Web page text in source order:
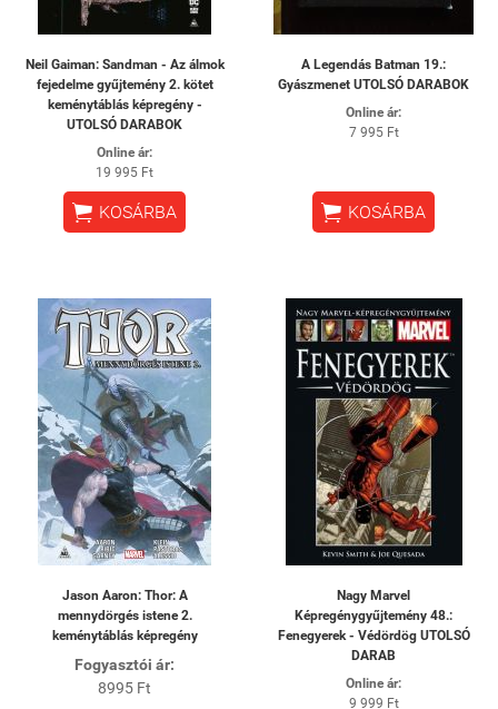
Neil Gaiman: Sandman - Az álmok
fejedelme gyűjtemény 2. kötet
keménytáblás képregény -
UTOLSÓ DARABOK
Online ár:
19 995 Ft
 KOSÁRBA
A Legendás Batman 19.:
Gyászmenet UTOLSÓ DARABOK
Online ár:
7 995 Ft
 KOSÁRBA
Jason Aaron: Thor: A
mennydörgés istene 2.
keménytáblás képregény
Fogyasztói ár:
8995 Ft
Nagy Marvel
Képregénygyűjtemény 48.:
Fenegyerek - Védördög UTOLSÓ
DARAB
Online ár:
9 999 Ft